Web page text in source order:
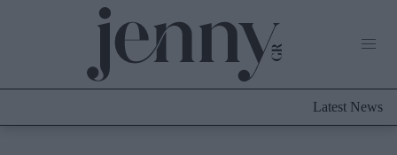
Culture
Latest News